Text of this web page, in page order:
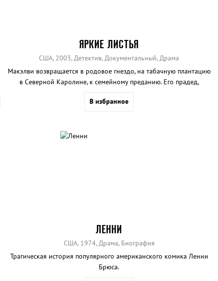
ЯРКИЕ ЛИСТЬЯ
США, 2003, Детектив, Документальный, Драма
Макэлви возвращается в родовое гнездо, на табачную плантацию
в Северной Каролине, к семейному преданию. Его прадед,
очень богатым, если бы Джеймс Дьюк не украл у него эту
В избранное
ЛЕННИ
США, 1974, Драма, Биография
Трагическая история популярного американского комика Ленни
Брюса.